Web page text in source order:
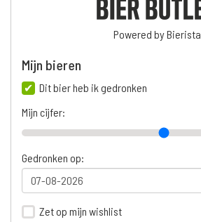
Powered by Bierista
Mijn bieren
Dit bier heb ik gedronken
Mijn cijfer:
Gedronken op:
Zet op mijn wishlist